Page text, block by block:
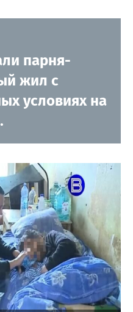
парня-
жил с
условиях на